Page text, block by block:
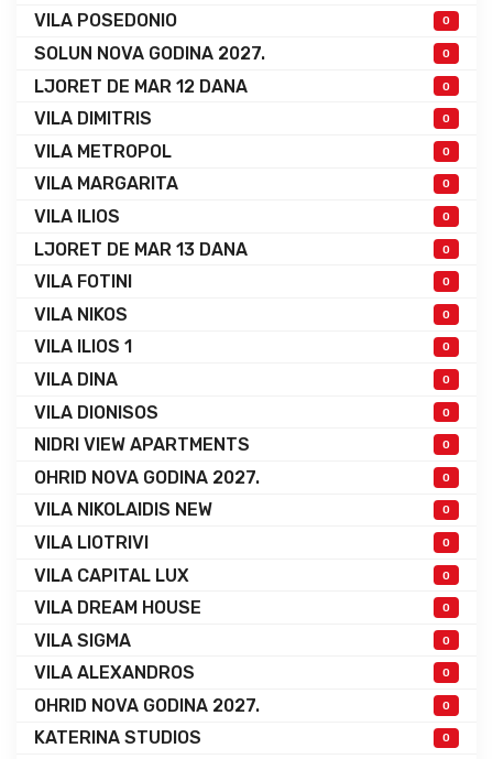
VILA POSEDONIO 0
SOLUN NOVA GODINA 2027. 0
LJORET DE MAR 12 DANA 0
VILA DIMITRIS 0
VILA METROPOL 0
VILA MARGARITA 0
VILA ILIOS 0
LJORET DE MAR 13 DANA 0
VILA FOTINI 0
VILA NIKOS 0
VILA ILIOS 1 0
VILA DINA 0
VILA DIONISOS 0
NIDRI VIEW APARTMENTS 0
OHRID NOVA GODINA 2027. 0
VILA NIKOLAIDIS NEW 0
VILA LIOTRIVI 0
VILA CAPITAL LUX 0
VILA DREAM HOUSE 0
VILA SIGMA 0
VILA ALEXANDROS 0
OHRID NOVA GODINA 2027. 0
KATERINA STUDIOS 0